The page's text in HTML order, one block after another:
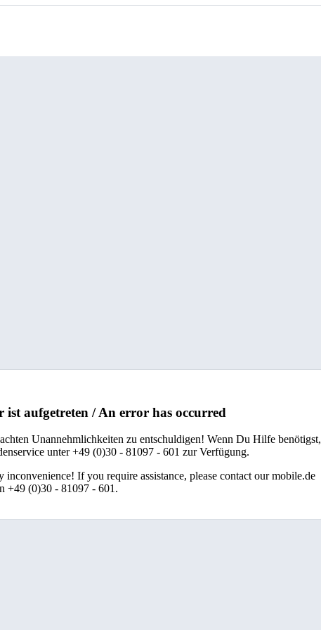
ist aufgetreten / An error has occurred
Unannehmlichkeiten zu entschuldigen! Wenn Du Hilfe benötigst,
unter +49 (0)30 - 81097 - 601 zur Verfügung.
inconvenience! If you require assistance, please contact our mobile.de
+49 (0)30 - 81097 - 601.